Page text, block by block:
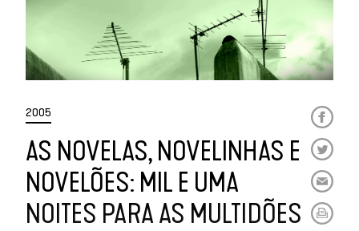
2005
AS NOVELAS, NOVELINHAS E
NOVELÕES: MIL E UMA
NOITES PARA AS MULTIDÕES